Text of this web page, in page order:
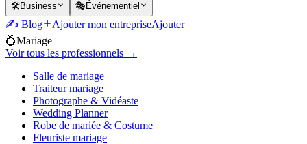
🛠️Business 🎭 Événementiel
✍️ Blog Ajouter mon entrepriseAjouter
💍Mariage
Voir tous les professionnels →
Salle de mariage
Traiteur mariage
Photographe & Vidéaste
Wedding Planner
Robe de mariée & Costume
Fleuriste mariage